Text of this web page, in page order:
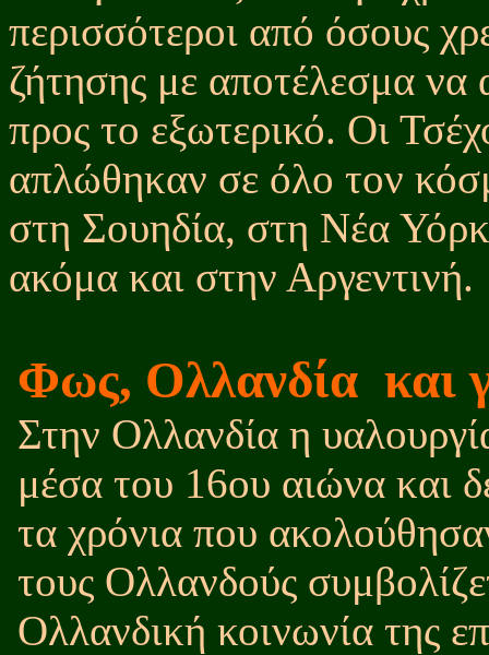
περισσότεροι από όσους
ζήτησης με αποτέλεσμα
προς το εξωτερικό. Οι
απλώθηκαν σε όλο τον
στη Σουηδία, στη Νέα
ακόμα και στην Αργεντινή.
Φως, Ολλανδία και
Στην Ολλανδία η
μέσα του 16ου αιώνα και
τα χρόνια που
τους Ολλανδούς
Ολλανδική κοινωνία της